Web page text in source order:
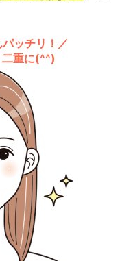
ッチリ！／
重に(^^)